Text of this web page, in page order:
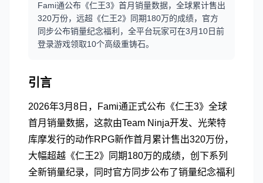
Fami通公布《仁王3》首月销量数据，全球累计售出
320万份，远超《仁王2》同期180万的成绩，官方
同步公布销量纪念福利，全平台玩家可在3月10日前
登录游戏领取10个高级重铸石。
引言
2026年3月8日，Fami通正式公布《仁王3》全球
首月销量数据，这款由Team Ninja开发、光荣特
库摩发行的动作RPG新作首月累计售出320万份，
大幅超越《仁王2》同期180万的成绩，创下系列
全新销量纪录，同时官方同步公布了销量纪念福利